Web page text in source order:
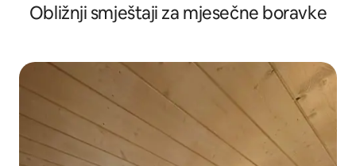
Obližnji smještaji za mjesečne boravke